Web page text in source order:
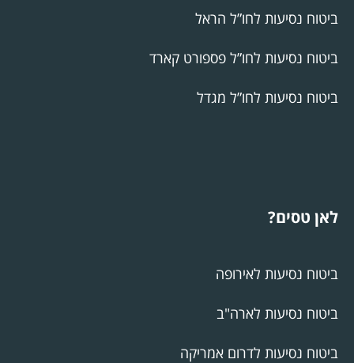
ביטוח נסיעות לחו”ל הראל
ביטוח נסיעות לחו”ל פספורט קארד
ביטוח נסיעות לחו”ל מגדל
לאן טסים?
ביטוח נסיעות לאירופה
ביטוח נסיעות לארה"ב
ביטוח נסיעות לדרום אמריקה